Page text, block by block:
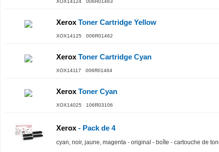
XOX14124 006R01463
Xerox Toner Cartridge Yellow
XOX14125 006R01462
Xerox Toner Cartridge Cyan
XOX14117 006R01464
Xerox Toner Cyan
XOX14025 106R03106
Xerox - Pack de 4
cyan, noir, jaune, magenta - original - boîte - cartouche de